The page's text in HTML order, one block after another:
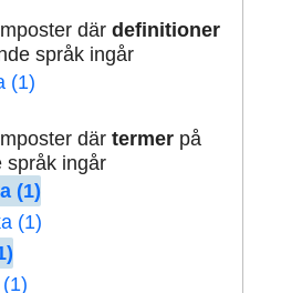
där definitioner
språk ingår
(1)
där termerpå
språk ingår
(1)
(1)